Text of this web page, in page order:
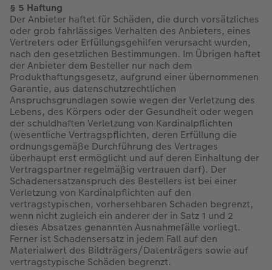
§ 5 Haftung
Der Anbieter haftet für Schäden, die durch vorsätzliches
oder grob fahrlässiges Verhalten des Anbieters, eines
Vertreters oder Erfüllungsgehilfen verursacht wurden,
nach den gesetzlichen Bestimmungen. Im Übrigen haftet
der Anbieter dem Besteller nur nach dem
Produkthaftungsgesetz, aufgrund einer übernommenen
Garantie, aus datenschutzrechtlichen
Anspruchsgrundlagen sowie wegen der Verletzung des
Lebens, des Körpers oder der Gesundheit oder wegen
der schuldhaften Verletzung von Kardinalpflichten
(wesentliche Vertragspflichten, deren Erfüllung die
ordnungsgemäße Durchführung des Vertrages
überhaupt erst ermöglicht und auf deren Einhaltung der
Vertragspartner regelmäßig vertrauen darf). Der
Schadenersatzanspruch des Bestellers ist bei einer
Verletzung von Kardinalpflichten auf den
vertragstypischen, vorhersehbaren Schaden begrenzt,
wenn nicht zugleich ein anderer der in Satz 1 und 2
dieses Absatzes genannten Ausnahmefälle vorliegt.
Ferner ist Schadensersatz in jedem Fall auf den
Materialwert des Bildträgers/Datenträgers sowie auf
vertragstypische Schäden begrenzt.